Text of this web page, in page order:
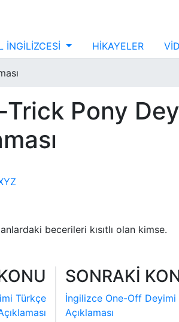
İNGİLİZCESİ HİKAYELER
Pony
YZ
becerileri kısıtlı olan kimse.
Türkçe
SONRAKİ
İngilizce One-Off Deyimi
Açıklaması